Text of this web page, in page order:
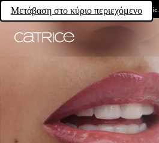
Μετάβαση στο κύριο περιεχόμενο
Own your magic.